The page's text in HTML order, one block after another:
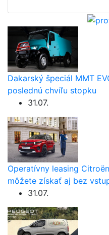
Dakarský špeciál MMT
poslednú chvíľu stopku
31.07.
Operatívny leasing
môžete získať aj bez
31.07.